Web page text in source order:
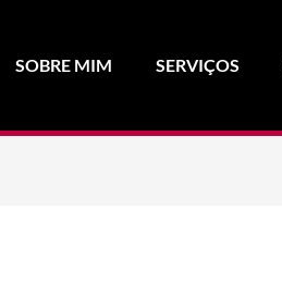
SOBRE MIM SERVIÇOS